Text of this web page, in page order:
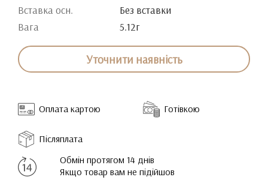
Вставка осн.
Без вставки
Вага
5.12г
Уточнити наявність
Оплата картою Готівкою
Післяплата
Обмін протягом 14 днів
Якщо товар вам не підійшов